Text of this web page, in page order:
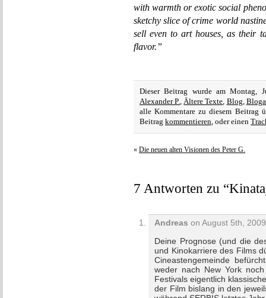
with warmth or exotic social
sketchy slice of crime world
sell even to art houses, as their
flavor.”
Dieser Beitrag wurde am
Alexander P.,Ältere Texte, Blog,
alle Kommentare zu diesem Beitrag
Beitrag kommentieren, oder einen
« Die neuen alten Visionen des Peter G.
7 Antworten zu
Andreas on August 5th,
Deine Prognose (und die
und Kinokarriere des Films
Cineastengemeinde
weder nach New York
Festivals eigentlich
der Film bislang in den